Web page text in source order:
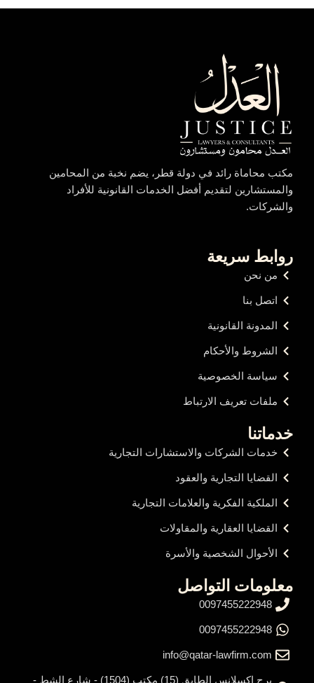
مكتب محاماة رائد في دولة قطر، يضم نخبة من المحامين
والمستشارين لتقديم أفضل الخدمات القانونية للأفراد
والشركات.
روابط سريعة
من نحن
اتصل بنا
المدونة القانونية
الشروط والأحكام
سياسة الخصوصية
ملفات تعريف الارتباط
خدماتنا
خدمات الشركات والاستشارات التجارية
القضايا التجارية والعقود
الملكية الفكرية والعلامات التجارية
القضايا العقارية والمقاولات
الأحوال الشخصية والأسرة
معلومات التواصل
0097455222948
0097455222948
info@qatar-lawfirm.com
برج إكسلانس الطابق (15) مكتب (1504) - شارع الشط -